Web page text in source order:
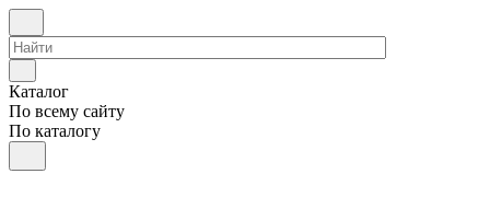
Каталог
По всему сайту
По каталогу